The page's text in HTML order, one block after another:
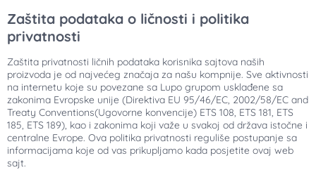
Zaštita podataka o ličnosti i politika
privatnosti
Zaštita privatnosti ličnih podataka korisnika sajtova naših
proizvoda je od najvećeg značaja za našu kompnije. Sve aktivnosti
na internetu koje su povezane sa Lupo grupom usklađene sa
zakonima Evropske unije (Direktiva EU 95/46/EC, 2002/58/EC and
Treaty Conventions(Ugovorne konvencije) ETS 108, ETS 181, ETS
185, ETS 189), kao i zakonima koji važe u svakoj od država istočne i
centralne Evrope. Ova politika privatnosti reguliše postupanje sa
informacijama koje od vas prikupljamo kada posjetite ovaj web
sajt.